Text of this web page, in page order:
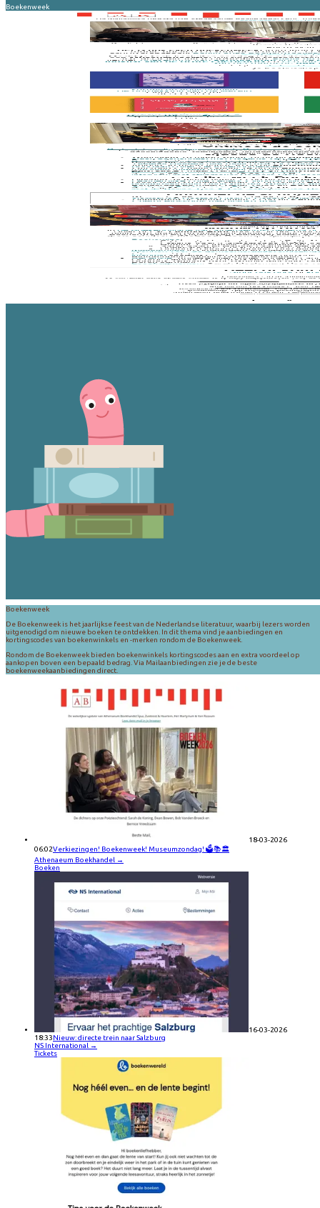
Boekenweek
Boekenweek
De Boekenweek is het jaarlijkse feest van de Nederlandse literatuur, waarbij lezers worden
uitgenodigd om nieuwe boeken te ontdekken. In dit thema vind je aanbiedingen en
kortingscodes van boekenwinkels en -merken rondom de Boekenweek.
Rondom de Boekenweek bieden boekenwinkels kortingscodes aan en extra voordeel op
aankopen boven een bepaald bedrag. Via Mailaanbiedingen zie je de beste
boekenweekaanbiedingen direct.
18-03-2026
06:02Verkiezingen! Boekenweek! Museumzondag! 🗳️📚🏛️
Athenaeum Boekhandel →
Boeken
16-03-2026
18:33Nieuw: directe trein naar Salzburg
NS International →
Tickets